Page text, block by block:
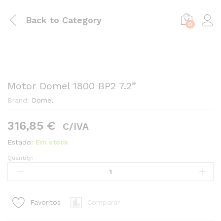
Back to Category 0
Motor Domel 1800 BP2 7.2”
Brand: Domel
316,85 € C/IVA
Estado: Em stock
Motor
Domel
7.2”
Quantity:
Favoritos Comparar